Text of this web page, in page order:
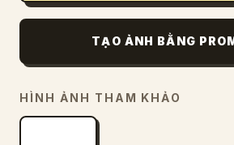
màn hình ứng dụng máy tính
TẠO ẢNH BẰNG
HÌNH ẢNH THAM KHẢO